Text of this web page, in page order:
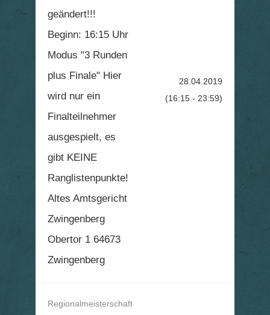
geändert!!!
Beginn: 16:15 Uhr
Modus "3 Runden
plus Finale" Hier
wird nur ein
Finalteilnehmer
ausgespielt, es
gibt KEINE
Ranglistenpunkte!
Altes Amtsgericht
Zwingenberg
Obertor 1 64673
Zwingenberg
28.04.2019
(16:15 - 23:59)
Regionalmeisterschaft